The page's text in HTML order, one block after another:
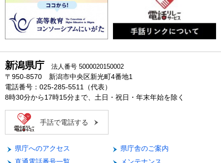
新潟県庁 法人番号 5000020150002
〒950-8570 新潟市中央区新光町4番地1
電話番号：025-285-5511（代表）
8時30分から17時15分まで、土日・祝日・年末年始を除く
手話で電話する
県庁へのアクセス
県庁舎のご案内
直通電話番号一覧
メンテナンス